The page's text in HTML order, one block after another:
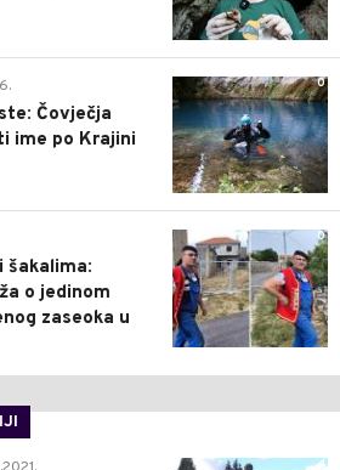
0
Čovječja
ime po Krajini
0
šakalima:
o jedinom
zaseoka u
4